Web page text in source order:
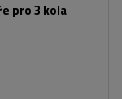
pro 3 kola